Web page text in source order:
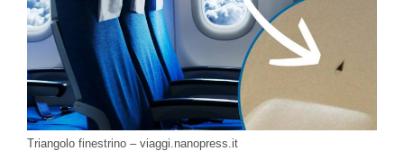
Triangolo finestrino – viaggi.nanopress.it